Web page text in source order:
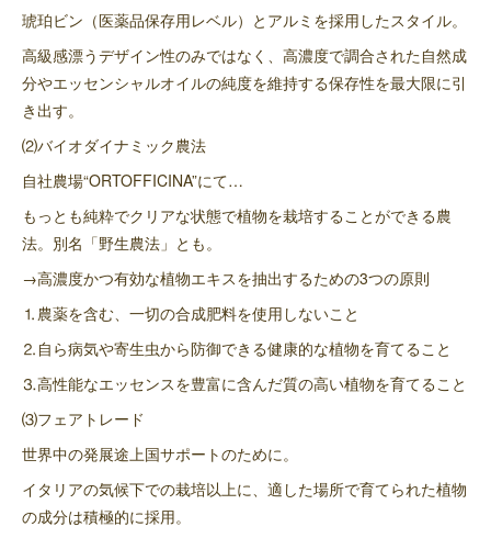
琥珀ビン（医薬品保存用レベル）とアルミを採用したスタイル。
高級感漂うデザイン性のみではなく、高濃度で調合された自然成
分やエッセンシャルオイルの純度を維持する保存性を最大限に引
き出す。
⑵バイオダイナミック農法
自社農場“ORTOFFICINA”にて…
もっとも純粋でクリアな状態で植物を栽培することができる農
法。別名「野生農法」とも。
→高濃度かつ有効な植物エキスを抽出するための3つの原則
⒈農薬を含む、一切の合成肥料を使用しないこと
⒉自ら病気や寄生虫から防御できる健康的な植物を育てること
⒊高性能なエッセンスを豊富に含んだ質の高い植物を育てること
⑶フェアトレード
世界中の発展途上国サポートのために。
イタリアの気候下での栽培以上に、適した場所で育てられた植物
の成分は積極的に採用。